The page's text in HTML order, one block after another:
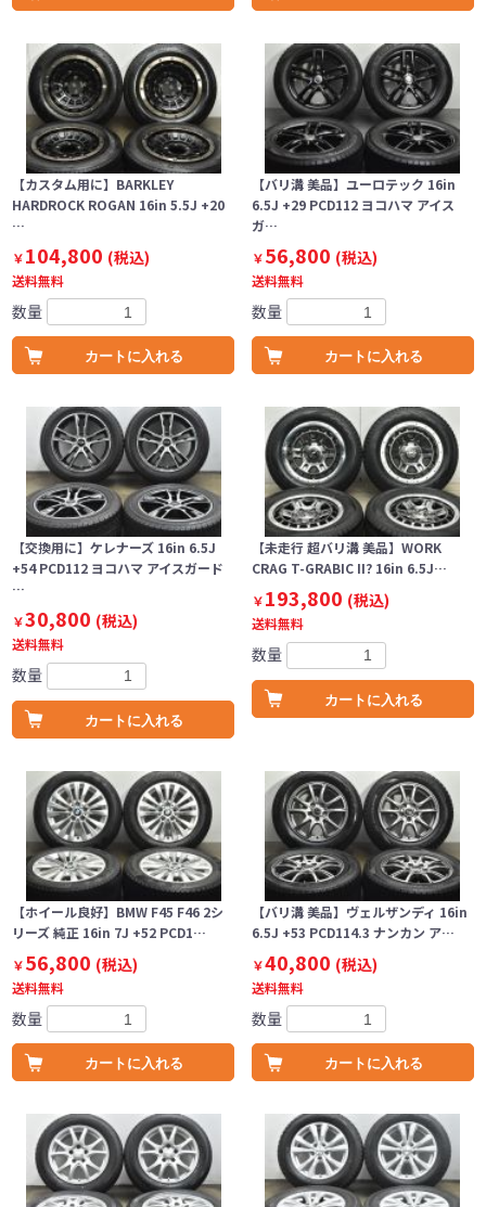
【カスタム用に】BARKLEY
HARDROCK ROGAN 16in 5.5J +20
…
￥104,800 (税込)
送料無料
数量
カートに入れる
【バリ溝 美品】ユーロテック 16in
6.5J +29 PCD112 ヨコハマ アイス
ガ…
￥56,800 (税込)
送料無料
数量
カートに入れる
【交換用に】ケレナーズ 16in 6.5J
+54 PCD112 ヨコハマ アイスガード
…
￥30,800 (税込)
送料無料
数量
カートに入れる
【未走行 超バリ溝 美品】WORK
CRAG T-GRABIC II? 16in 6.5J…
￥193,800 (税込)
送料無料
数量
カートに入れる
【ホイール良好】BMW F45 F46 2シ
リーズ 純正 16in 7J +52 PCD1…
￥56,800 (税込)
送料無料
数量
カートに入れる
【バリ溝 美品】ヴェルザンディ 16in
6.5J +53 PCD114.3 ナンカン ア…
￥40,800 (税込)
送料無料
数量
カートに入れる